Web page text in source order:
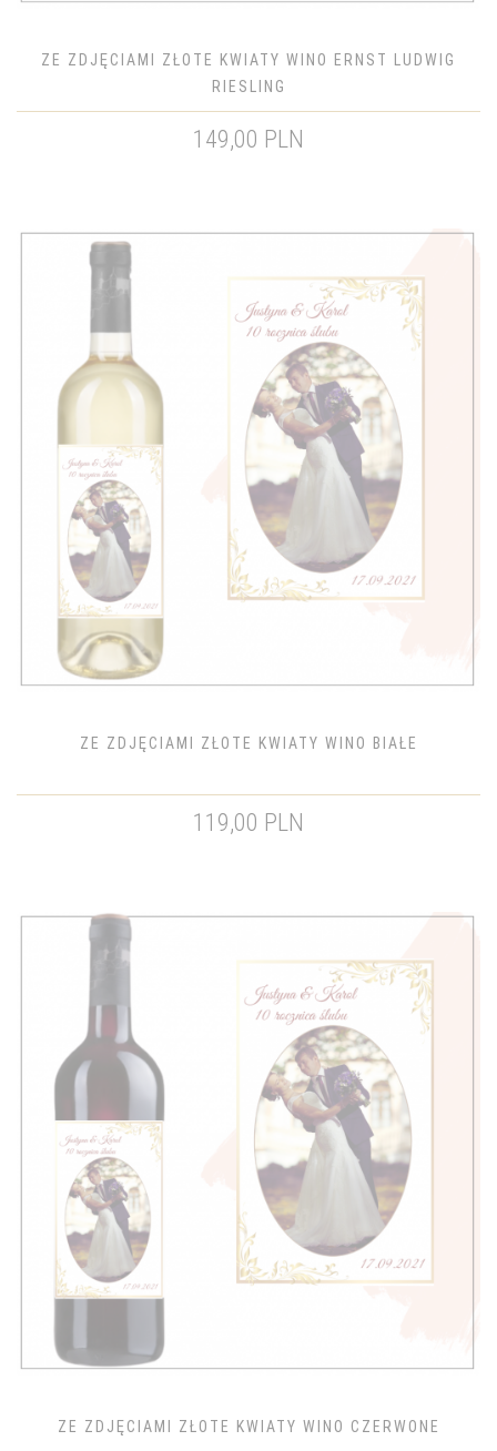
ZE ZDJĘCIAMI ZŁOTE KWIATY WINO ERNST LUDWIG
RIESLING
149,00 PLN
ZE ZDJĘCIAMI ZŁOTE KWIATY WINO BIAŁE
119,00 PLN
ZE ZDJĘCIAMI ZŁOTE KWIATY WINO CZERWONE